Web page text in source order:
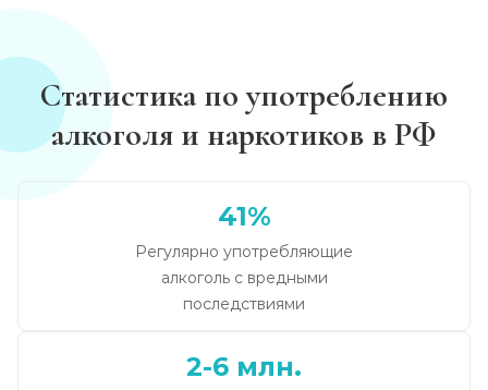
Статистика по употреблению
алкоголя и наркотиков в РФ
41%
Регулярно употребляющие
алкоголь с вредными
последствиями
2-6 млн.